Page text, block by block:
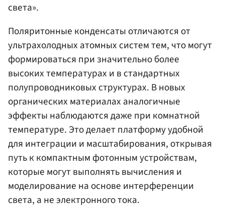
света».
Поляритонные конденсаты отличаются от
ультрахолодных атомных систем тем, что могут
формироваться при значительно более
высоких температурах и в стандартных
полупроводниковых структурах. В новых
органических материалах аналогичные
эффекты наблюдаются даже при комнатной
температуре. Это делает платформу удобной
для интеграции и масштабирования, открывая
путь к компактным фотонным устройствам,
которые могут выполнять вычисления и
моделирование на основе интерференции
света, а не электронного тока.